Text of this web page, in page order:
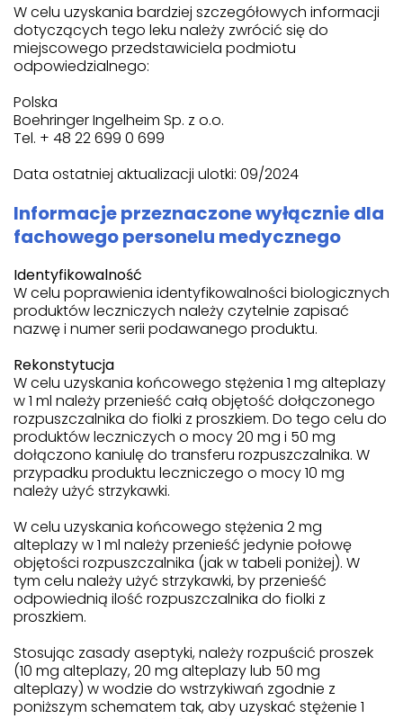
W celu uzyskania bardziej szczegółowych informacji
dotyczących tego leku należy zwrócić się do
miejscowego przedstawiciela podmiotu
odpowiedzialnego:
Polska
Boehringer Ingelheim Sp. z o.o.
Tel. + 48 22 699 0 699
Data ostatniej aktualizacji ulotki: 09/2024
Informacje przeznaczone wyłącznie dla
fachowego personelu medycznego
Identyfikowalność
W celu poprawienia identyfikowalności biologicznych
produktów leczniczych należy czytelnie zapisać
nazwę i numer serii podawanego produktu.
Rekonstytucja
W celu uzyskania końcowego stężenia 1 mg alteplazy
w 1 ml należy przenieść całą objętość dołączonego
rozpuszczalnika do fiolki z proszkiem. Do tego celu do
produktów leczniczych o mocy 20 mg i 50 mg
dołączono kaniulę do transferu rozpuszczalnika. W
przypadku produktu leczniczego o mocy 10 mg
należy użyć strzykawki.
W celu uzyskania końcowego stężenia 2 mg
alteplazy w 1 ml należy przenieść jedynie połowę
objętości rozpuszczalnika (jak w tabeli poniżej). W
tym celu należy użyć strzykawki, by przenieść
odpowiednią ilość rozpuszczalnika do fiolki z
proszkiem.
Stosując zasady aseptyki, należy rozpuścić proszek
(10 mg alteplazy, 20 mg alteplazy lub 50 mg
alteplazy) w wodzie do wstrzykiwań zgodnie z
poniższym schematem tak, aby uzyskać stężenie 1